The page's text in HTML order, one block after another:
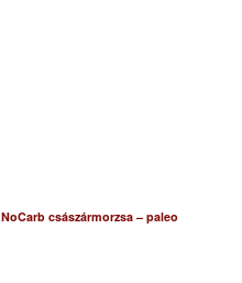
NoCarb császármorzsa – paleo